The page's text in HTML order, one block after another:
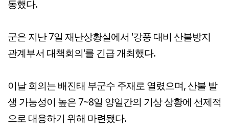
동했다.
군은 지난 7일 재난상황실에서 '강풍 대비 산불방지
관계부서 대책회의'를 긴급 개최했다.
이날 회의는 배진태 부군수 주재로 열렸으며, 산불 발
생 가능성이 높은 7~8일 양일간의 기상 상황에 선제적
으로 대응하기 위해 마련됐다.